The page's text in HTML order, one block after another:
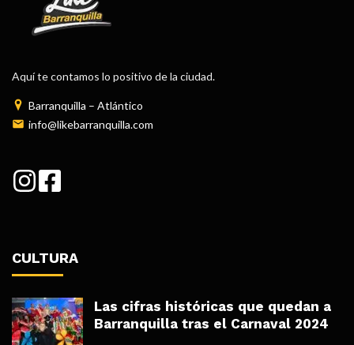
Aquí te contamos lo positivo de la ciudad.
Barranquilla – Atlántico
info@likebarranquilla.com
CULTURA
Las cifras históricas que quedan a
Barranquilla tras el Carnaval 2024